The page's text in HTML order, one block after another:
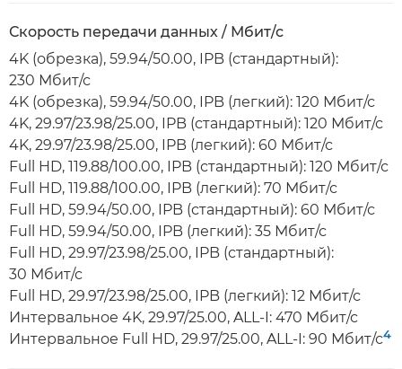
Скорость передачи данных / Мбит/с
4K (обрезка), 59.94/50.00, IPB (стандартный):
230 Мбит/с
4K (обрезка), 59.94/50.00, IPB (легкий): 120 Мбит/с
4K, 29.97/23.98/25.00, IPB (стандартный): 120 Мбит/с
4K, 29.97/23.98/25.00, IPB (легкий): 60 Мбит/с
Full HD, 119.88/100.00, IPB (стандартный): 120 Мбит/с
Full HD, 119.88/100.00, IPB (легкий): 70 Мбит/с
Full HD, 59.94/50.00, IPB (стандартный): 60 Мбит/с
Full HD, 59.94/50.00, IPB (легкий): 35 Мбит/с
Full HD, 29.97/23.98/25.00, IPB (стандартный):
30 Мбит/с
Full HD, 29.97/23.98/25.00, IPB (легкий): 12 Мбит/с
Интервальное 4K, 29.97/25.00, ALL-I: 470 Мбит/с
Интервальное Full HD, 29.97/25.00, ALL-I: 90 Мбит/с4